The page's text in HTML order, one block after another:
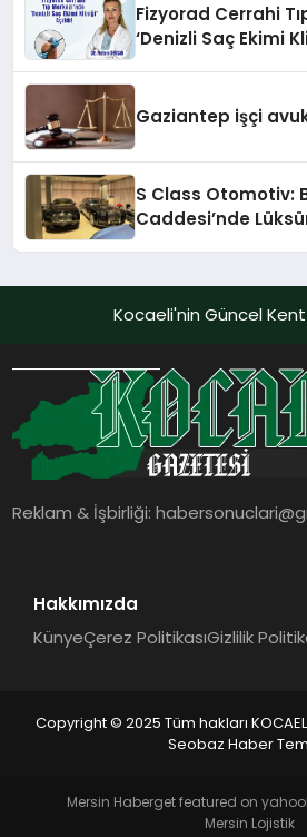
Fizyorad Cerrahi
‘Denizli Saç Ekimi
Gaziantep işçi
S Class Otomotiv:
Caddesi’nde
Kocaeli'nin Güncel
Reklam & İşbirliği:
Hakkımızda
KünyeÇerez PolitikasıGizlilik
Copyright © 2025 Tüm hakları KOCAELİ
Seobaz Haber
Mersin Haberget featured on yahoo
Mersin Lojistik